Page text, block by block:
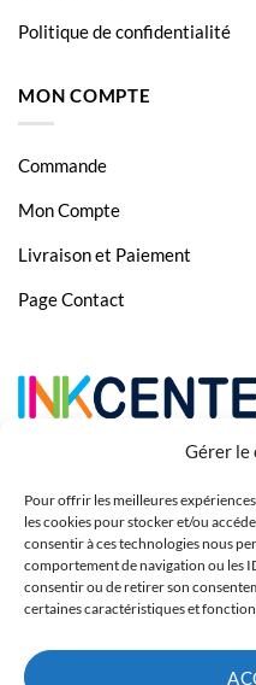
Gérer le
Pour offrir les meilleures
les cookies pour stocker et/ou
consentir à ces technologies nous
comportement de navigation ou les
consentir ou de retirer son
certaines caractéristiques et
Politique de confidentialité
MON COMPTE
Commande
Mon Compte
Livraison et Paiement
Page Contact
Copyright 2023 ©